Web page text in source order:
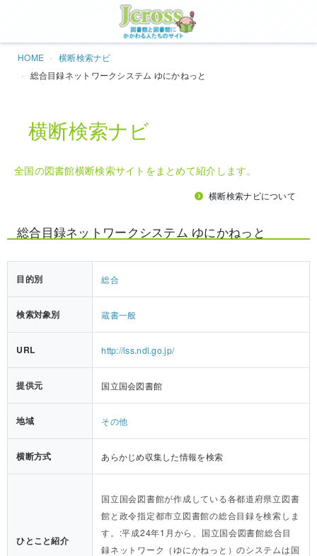
HOME
横断検索ナビ
総合目録ネットワークシステム ゆにかねっと
横断検索ナビ
全国の図書館横断検索サイトをまとめて紹介します。
横断検索ナビについて
総合目録ネットワークシステム ゆにかねっと
目的別 総合
検索対象別 蔵書一般
URL http://iss.ndl.go.jp/
提供元 国立国会図書館
地域 その他
横断方式 あらかじめ収集した情報を検索
ひとこと紹介
国立国会図書館が作成している各都道府県立図書
館と政令指定都市立図書館の総合目録を検索しま
す。:平成24年1月から、国立国会図書館総合目
録ネットワーク（ゆにかねっと）のシステムは国